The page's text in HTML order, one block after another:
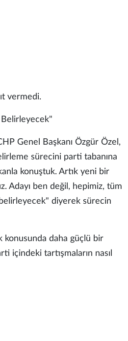
vermedi.
Belirleyecek"
Genel Başkanı Özgür Özel,
sürecini parti tabanına
konuştuk. Artık yeni bir
Adayı ben değil, hepimiz, tüm
diyerek sürecin
konusunda daha güçlü bir
içindeki tartışmaların nasıl